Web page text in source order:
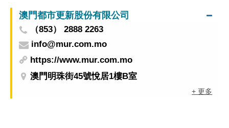
澳門都市更新股份有限公司
（853） 2888 2263
info@mur.com.mo
https://www.mur.com.mo
澳門明珠街45號悅居1樓B室
+ 更多